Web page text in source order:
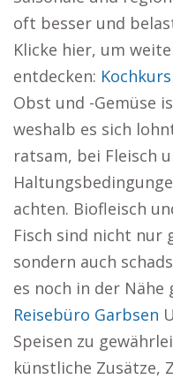
oft besser und
Klicke hier, um
entdecken:
Obst und -Gemüse
weshalb es sich
ratsam, bei Fleisch
achten. Biofleisch
Fisch sind nicht nur
sondern auch
es noch in der
Reisebüro Garbsen
Speisen zu
künstliche Zusätze,